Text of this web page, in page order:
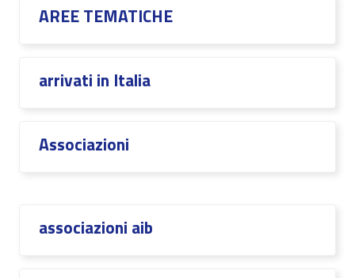
AREE TEMATICHE
arrivati in Italia
Associazioni
associazioni aib